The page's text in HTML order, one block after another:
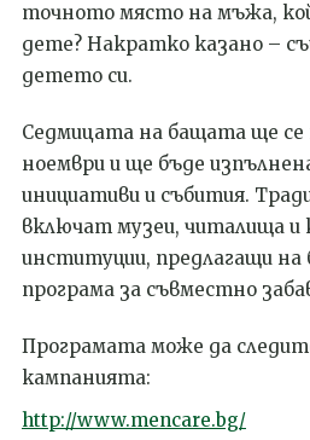
точното място на мъжа,
дете? Накратко казано –
детето си.
Седмицата на бащата ще се
ноември и ще бъде
инициативи и събития.
включат музеи, читалища и
институции, предлагащи на
програма за съвместно
Програмата може да
кампанията:
http://www.mencare.bg/